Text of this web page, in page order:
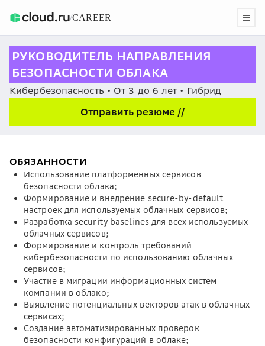
/CAREER
РУКОВОДИТЕЛЬ НАПРАВЛЕНИЯ
БЕЗОПАСНОСТИ ОБЛАКА
Кибербезопасность • От 3 до 6 лет • Гибрид
Отправить резюме //
ОБЯЗАННОСТИ
Использование платформенных сервисов
безопасности облака;
Формирование и внедрение secure-by-default
настроек для используемых облачных сервисов;
Разработка security baselines для всех используемых
облачных сервисов;
Формирование и контроль требований
кибербезопасности по использованию облачных
сервисов;
Участие в миграции информационных систем
компании в облако;
Выявление потенциальных векторов атак в облачных
сервисах;
Создание автоматизированных проверок
безопасности конфигураций в облаке;